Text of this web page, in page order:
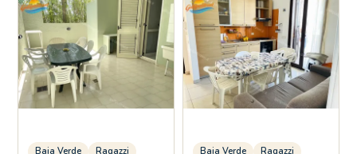
Baia Verde Ragazzi Baia Verde Ragazzi